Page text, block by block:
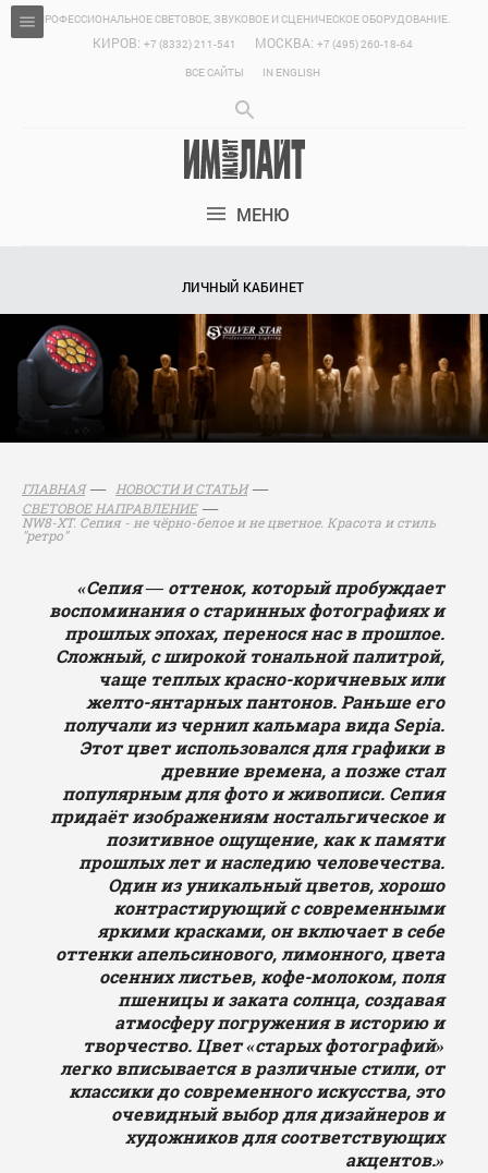
ПРОФЕССИОНАЛЬНОЕ СВЕТОВОЕ, ЗВУКОВОЕ И СЦЕНИЧЕСКОЕ ОБОРУДОВАНИЕ.
КИРОВ: +7 (8332) 211-541 МОСКВА: +7 (495) 260-18-64
ВСЕ САЙТЫ
IN ENGLISH
МЕНЮ
ЛИЧНЫЙ КАБИНЕТ
ГЛАВНАЯ
НОВОСТИ И СТАТЬИ
СВЕТОВОЕ НАПРАВЛЕНИЕ
NW8-XT. Сепия - не чёрно-белое и не цветное. Красота и стиль
"ретро"
«Сепия — оттенок, который пробуждает
воспоминания о старинных фотографиях и
прошлых эпохах, перенося нас в прошлое.
Сложный, с широкой тональной палитрой,
чаще теплых красно-коричневых или
желто-янтарных пантонов. Раньше его
получали из чернил кальмара вида Sepia.
Этот цвет использовался для графики в
древние времена, а позже стал
популярным для фото и живописи. Сепия
придаёт изображениям ностальгическое и
позитивное ощущение, как к памяти
прошлых лет и наследию человечества.
Один из уникальный цветов, хорошо
контрастирующий с современными
яркими красками, он включает в себе
оттенки апельсинового, лимонного, цвета
осенних листьев, кофе-молоком, поля
пшеницы и заката солнца, создавая
атмосферу погружения в историю и
творчество. Цвет «старых фотографий»
легко вписывается в различные стили, от
классики до современного искусства, это
очевидный выбор для дизайнеров и
художников для соответствующих
акцентов.»